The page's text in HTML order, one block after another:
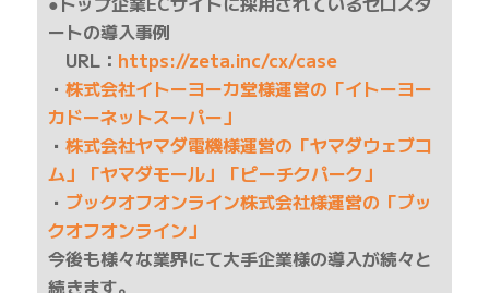
ートの導入事例
URL： https://zeta.inc/cx/case
・ 株式会社イトーヨーカ堂様運営の「イトーヨー
カドーネットスーパー」
・ 株式会社ヤマダ電機様運営の「ヤマダウェブコ
ム」「ヤマダモール」「ピーチクパーク」
・ ブックオフオンライン株式会社様運営の「ブッ
クオフオンライン」
今後も様々な業界にて大手企業様の導入が続々と
続きます。